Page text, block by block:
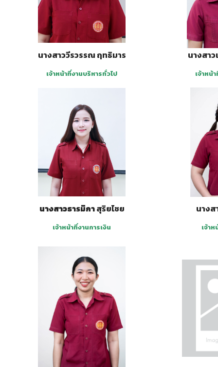
นางสาววีรวรรณ ฤทธิมาร
เจ้าหน้าที่งานบริหารทั่วไป
นางสา
เจ้าหน้
นางสาวธารมิกาสุริยไชย
เจ้าหน้าที่งานการเงิน
นางส
เจ้า